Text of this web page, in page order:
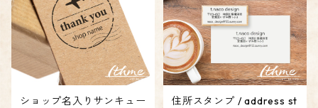
ショップ名入りサンキュー
住所スタンプ / address st